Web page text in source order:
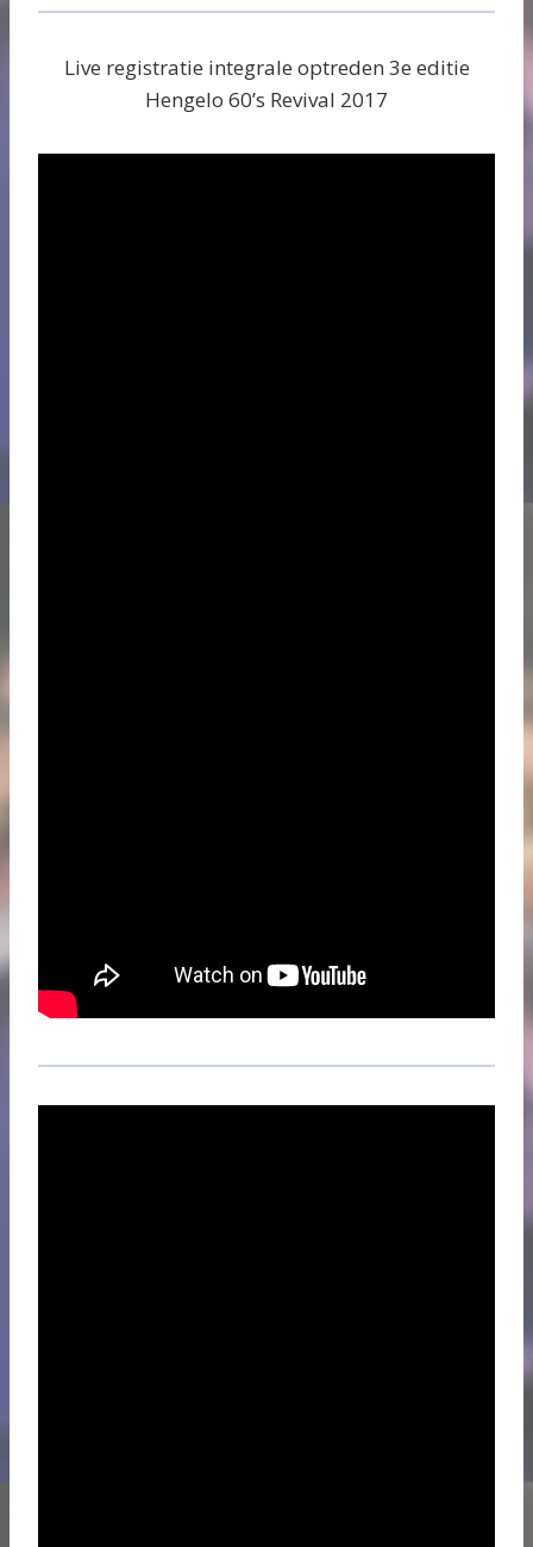
Live registratie integrale optreden 3e editie
Hengelo 60’s Revival 2017